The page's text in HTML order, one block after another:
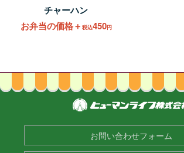
チャーハン
お弁当の価格＋ 税込450円
お問い合わせフォーム